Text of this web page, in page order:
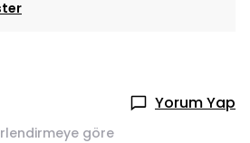
Yorum Yap
göre